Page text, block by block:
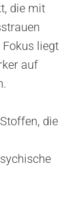
die mit
Fokus liegt
auf
die